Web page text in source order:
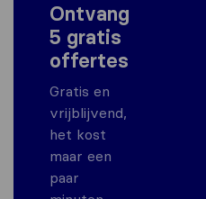
Ontvang
5 gratis
offertes
Gratis en
vrijblijvend,
het kost
maar een
paar